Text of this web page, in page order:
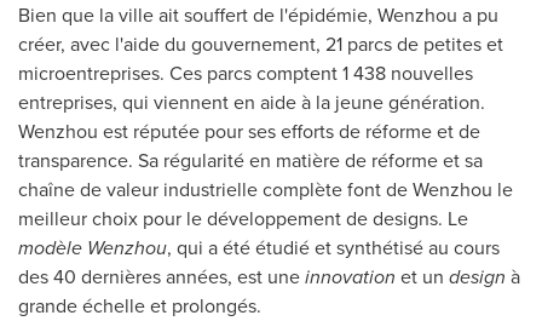
Bien que la ville ait souffert de l'épidémie, Wenzhou a pu
créer, avec l'aide du gouvernement, 21 parcs de petites et
microentreprises. Ces parcs comptent 1 438 nouvelles
entreprises, qui viennent en aide à la jeune génération.
Wenzhou est réputée pour ses efforts de réforme et de
transparence. Sa régularité en matière de réforme et sa
chaîne de valeur industrielle complète font de Wenzhou le
meilleur choix pour le développement de designs. Le
modèle Wenzhou, qui a été étudié et synthétisé au cours
des 40 dernières années, est uneinnovation et un design à
grande échelle et prolongés.